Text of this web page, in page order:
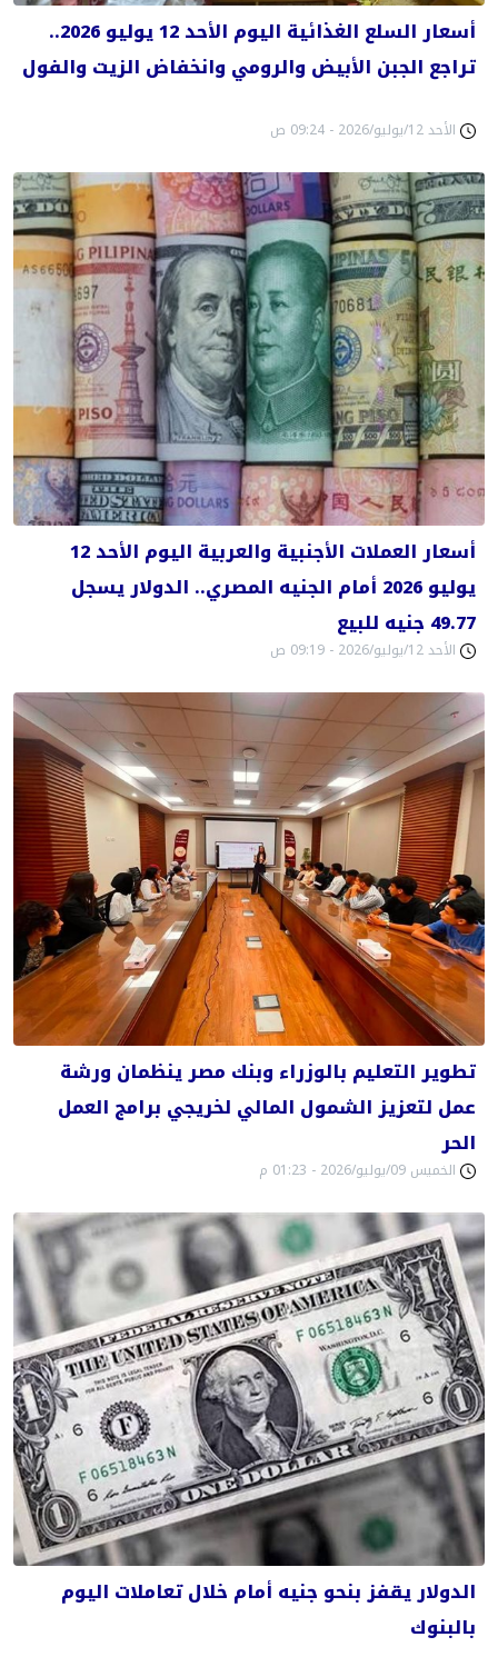
أسعار السلع الغذائية اليوم الأحد 12 يوليو 2026..
تراجع الجبن الأبيض والرومي وانخفاض الزيت والفول
الأحد 12/يوليو/2026 - 09:24 ص
أسعار العملات الأجنبية والعربية اليوم الأحد 12
يوليو 2026 أمام الجنيه المصري.. الدولار يسجل
49.77 جنيه للبيع
الأحد 12/يوليو/2026 - 09:19 ص
تطوير التعليم بالوزراء وبنك مصر ينظمان ورشة
عمل لتعزيز الشمول المالي لخريجي برامج العمل
الحر
الخميس 09/يوليو/2026 - 01:23 م
الدولار يقفز بنحو جنيه أمام خلال تعاملات اليوم
بالبنوك